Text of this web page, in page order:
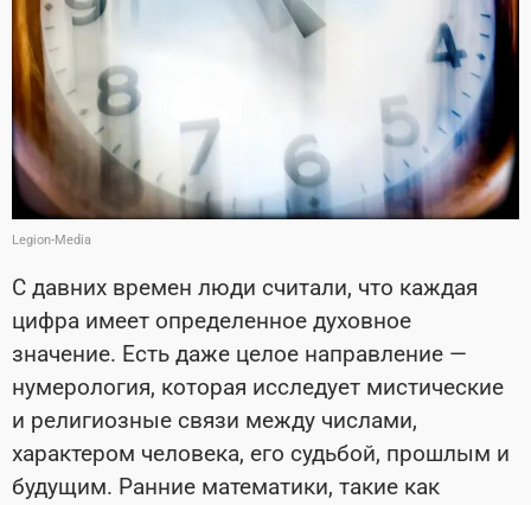
Legion-Media
С давних времен люди считали, что каждая
цифра имеет определенное духовное
значение. Есть даже целое направление —
нумерология, которая исследует мистические
и религиозные связи между числами,
характером человека, его судьбой, прошлым и
будущим. Ранние математики, такие как